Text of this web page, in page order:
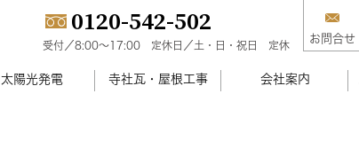
0120-542-502
受付／8:00～17:00 定休日／土・日・祝日 定休
お問合せ
太陽光発電 寺社瓦・屋根工事 会社案内